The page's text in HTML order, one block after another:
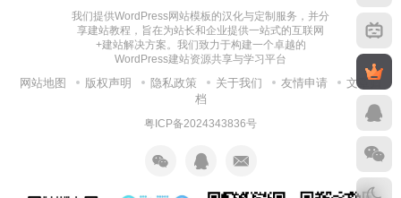
我们提供WordPress网站模板的汉化与定制服务，并分
享建站教程，旨在为站长和企业提供一站式的互联网
+建站解决方案。我们致力于构建一个卓越的
WordPress建站资源共享与学习平台
网站地图 版权声明 隐私政策 关于我们 友情申请
文章归
档
粤ICP备2024343836号